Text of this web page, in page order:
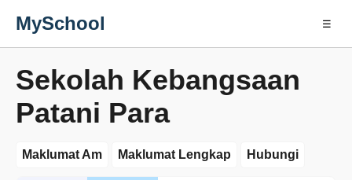
MySchool ☰
Sekolah Kebangsaan
Patani Para
Maklumat Am Maklumat Lengkap Hubungi